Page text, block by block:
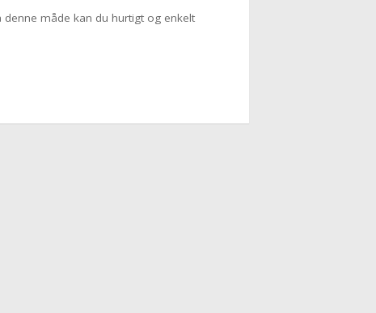
måde kan du hurtigt og enkelt